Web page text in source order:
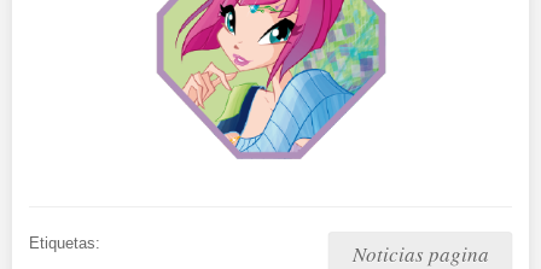
Etiquetas:
Noticias pagina